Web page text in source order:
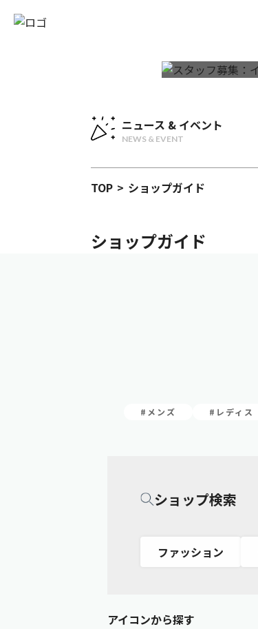
ニュース & イベント
NEWS & EVENT
TOP > ショップガイド
ショップガイド
#メンズ #レディス
ショップ検索
ファッション
アイコンから探す